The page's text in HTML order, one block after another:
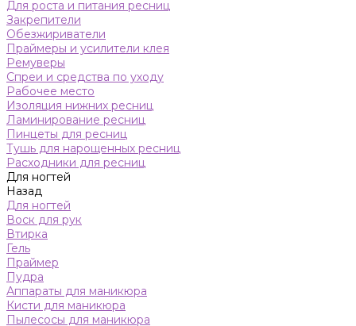
Для роста и питания ресниц
Закрепители
Обезжириватели
Праймеры и усилители клея
Ремуверы
Спреи и средства по уходу
Рабочее место
Изоляция нижних ресниц
Ламинирование ресниц
Пинцеты для ресниц
Тушь для нарощенных ресниц
Расходники для ресниц
Для ногтей
Назад
Для ногтей
Воск для рук
Втирка
Гель
Праймер
Пудра
Аппараты для маникюра
Кисти для маникюра
Пылесосы для маникюра